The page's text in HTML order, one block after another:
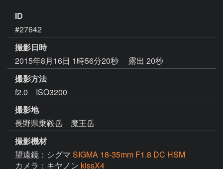
ID
#27642
撮影日時
2015年8月16日 1時56分20秒
露出 20秒
撮影方法
f2.0 ISO3200
撮影地
長野県乗鞍岳 魔王岳
撮影機材
望遠鏡：シグマ SIGMA 18-35mm F1.8 DC HSM
カメラ：キヤノン kissX4